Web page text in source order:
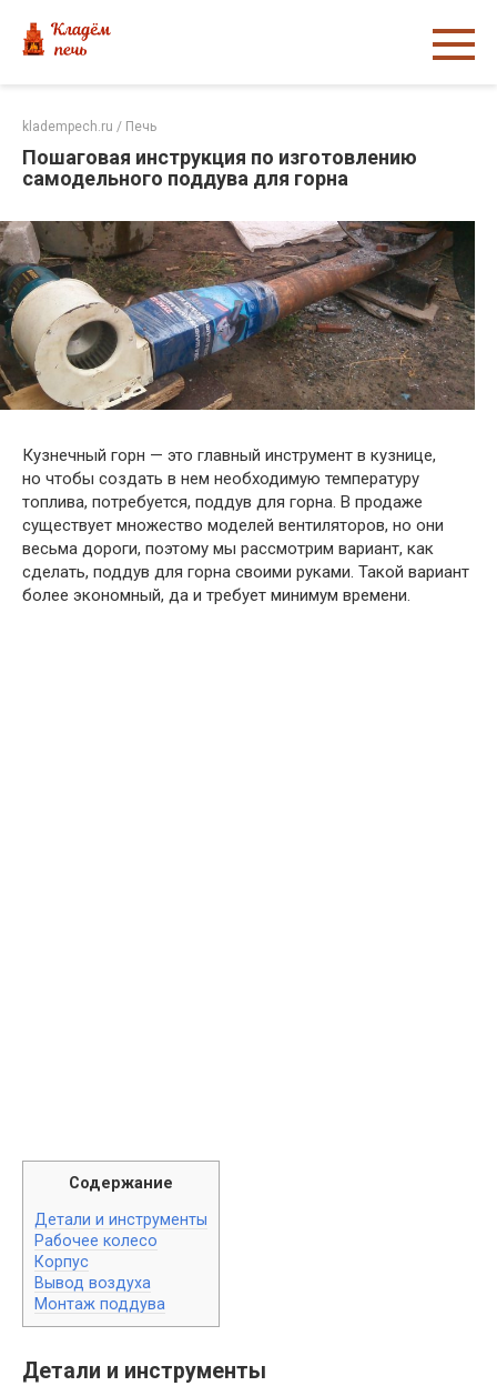
контенту
kladempech.ru / Печь
Пошаговая инструкция по изготовлению
самодельного поддува для горна
Кузнечный горн — это главный инструмент в кузнице,
но чтобы создать в нем необходимую температуру
топлива, потребуется, поддув для горна. В продаже
существует множество моделей вентиляторов, но они
весьма дороги, поэтому мы рассмотрим вариант, как
сделать, поддув для горна своими руками. Такой вариант
более экономный, да и требует минимум времени.
Содержание
Детали и инструменты
Рабочее колесо
Корпус
Вывод воздуха
Монтаж поддува
Детали и инструменты